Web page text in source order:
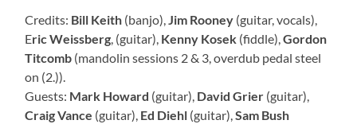
Credits: Bill Keith (banjo),Jim Rooney (guitar, vocals),
Eric Weissberg, (guitar), Kenny Kosek (fiddle),Gordon
Titcomb (mandolin sessions 2 & 3, overdub pedal steel
on (2.)).
Guests: Mark Howard (guitar), David Grier (guitar),
Craig Vance (guitar), Ed Diehl (guitar),Sam Bush